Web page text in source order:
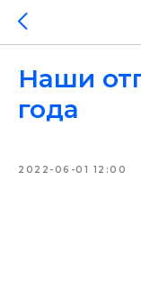
Наши
года
2022-06-01 12:00